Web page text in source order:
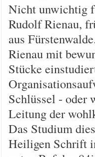
Nicht unwichtig
Rudolf Rienau,
aus
Rienau mit
Stücke
Schlüssel - oder
Leitung der
Das Studium
Heiligen Schrift